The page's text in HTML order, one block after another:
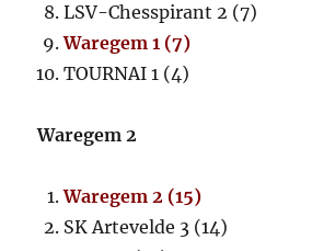
LSV-Chesspirant 2 (7)
Waregem 1 (7)
TOURNAI 1 (4)
Waregem 2
Waregem 2 (15)
SK Artevelde 3 (14)